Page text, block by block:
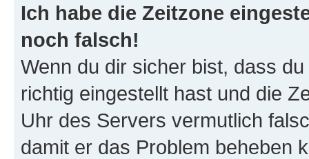
Ich habe die Zeitzone
noch falsch!
Wenn du dir sicher bist, dass
richtig eingestellt hast und die
Uhr des Servers vermutlich
damit er das Problem beheben